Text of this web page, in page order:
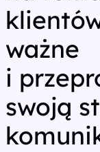
ważne
i
swoją